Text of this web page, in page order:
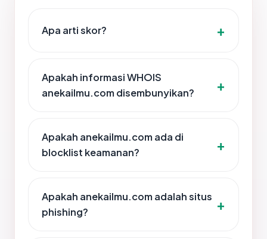
Apa arti skor?
Apakah informasi WHOIS
anekailmu.com disembunyikan?
Apakah anekailmu.com ada di
blocklist keamanan?
Apakah anekailmu.com adalah situs
phishing?